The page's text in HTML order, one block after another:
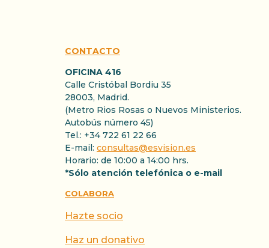
CONTACTO
OFICINA 416
Calle Cristóbal Bordiu 35
28003, Madrid.
(Metro Rios Rosas o Nuevos Ministerios.
Autobús número 45)
Tel.: +34 722 61 22 66
E-mail: consultas@esvision.es
Horario: de 10:00 a 14:00 hrs.
*Sólo atención telefónica o e-mail
COLABORA
Hazte socio
Haz un donativo